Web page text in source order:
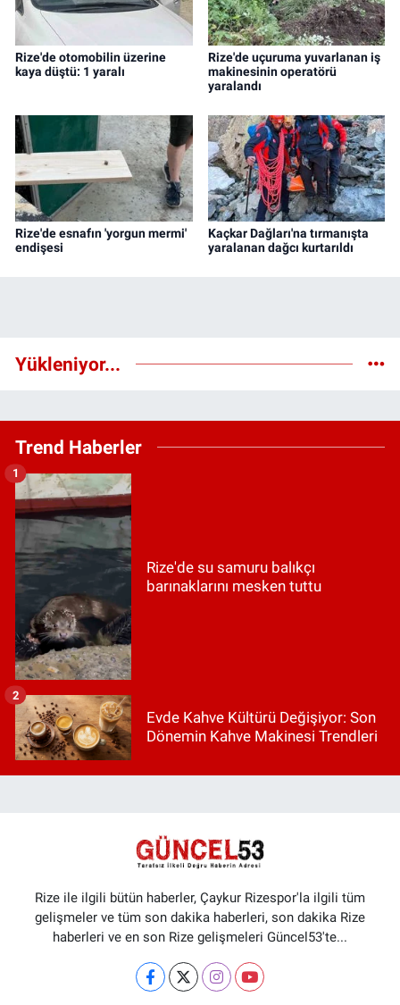
Rize'de otomobilin üzerine
kaya düştü: 1 yaralı
Rize'de uçuruma yuvarlanan iş
makinesinin operatörü
yaralandı
Rize'de esnafın 'yorgun mermi'
endişesi
Kaçkar Dağları'na tırmanışta
yaralanan dağcı kurtarıldı
Yükleniyor...
Trend Haberler
Rize'de su samuru balıkçı
barınaklarını mesken tuttu
1
Evde Kahve Kültürü Değişiyor: Son
Dönemin Kahve Makinesi Trendleri
2
Rize ile ilgili bütün haberler, Çaykur Rizespor'la ilgili tüm
gelişmeler ve tüm son dakika haberleri, son dakika Rize
haberleri ve en son Rize gelişmeleri Güncel53'te...